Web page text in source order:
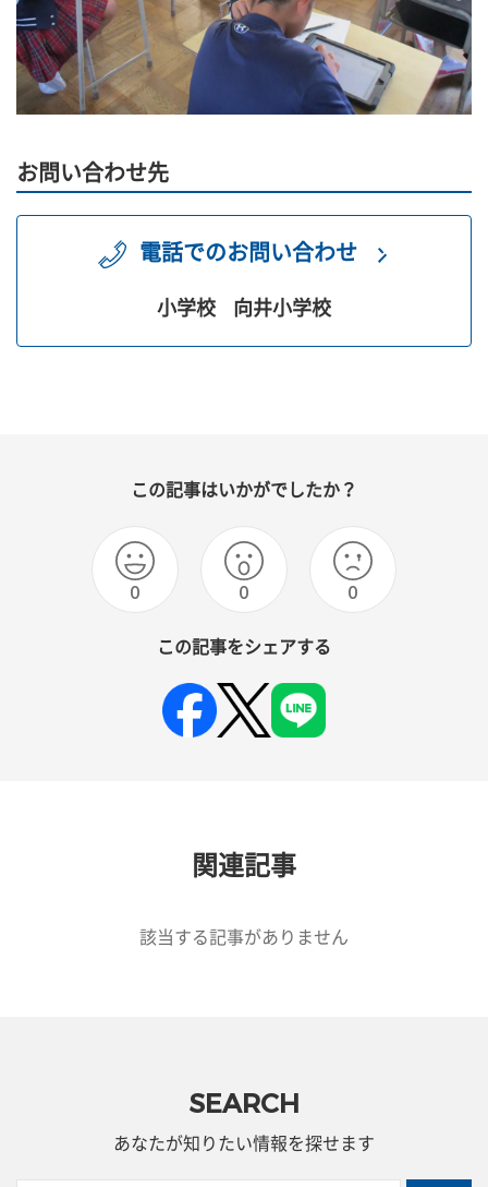
お問い合わせ先
電話でのお問い合わせ
小学校 向井小学校
この記事はいかがでしたか？
0 0 0
この記事をシェアする
関連記事
該当する記事がありません
SEARCH
あなたが知りたい情報を探せます